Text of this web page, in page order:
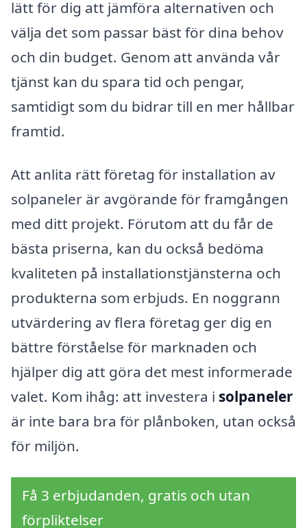
lätt för dig att jämföra alternativen och
välja det som passar bäst för dina behov
och din budget. Genom att använda vår
tjänst kan du spara tid och pengar,
samtidigt som du bidrar till en mer hållbar
framtid.
Att anlita rätt företag för installation av
solpaneler är avgörande för framgången
med ditt projekt. Förutom att du får de
bästa priserna, kan du också bedöma
kvaliteten på installationstjänsterna och
produkterna som erbjuds. En noggrann
utvärdering av flera företag ger dig en
bättre förståelse för marknaden och
hjälper dig att göra det mest informerade
valet. Kom ihåg: att investera i solpaneler
är inte bara bra för plånboken, utan också
för miljön.
Få 3 erbjudanden, gratis och utan
förpliktelser